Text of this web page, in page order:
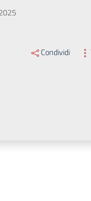
Condividi